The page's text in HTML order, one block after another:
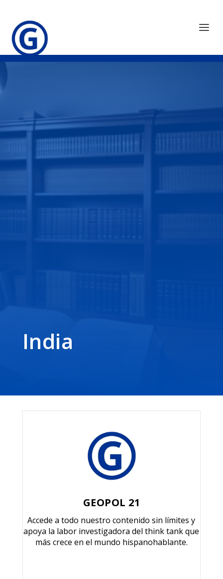
India
GEOPOL 21
Accede a todo nuestro contenido sin límites y
apoya la labor investigadora del think tank que
más crece en el mundo hispanohablante.